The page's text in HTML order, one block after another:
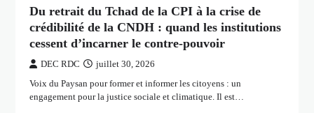
Du retrait du Tchad de la CPI à la crise de
crédibilité de la CNDH : quand les institutions
cessent d’incarner le contre-pouvoir
DEC RDC juillet 30, 2026
Voix du Paysan pour former et informer les citoyens : un
engagement pour la justice sociale et climatique. Il est…